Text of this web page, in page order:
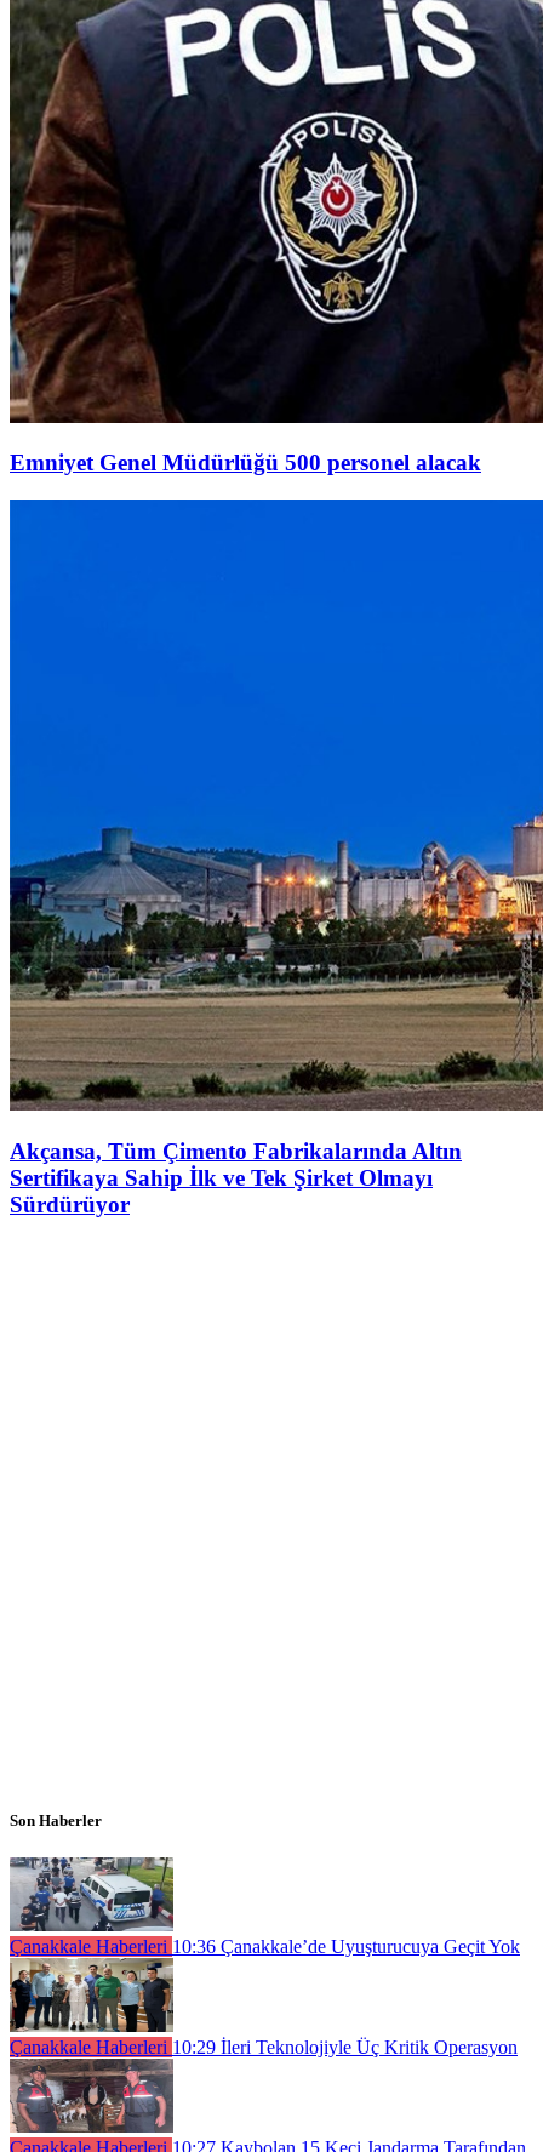
Emniyet Genel Müdürlüğü 500 personel alacak
Akçansa, Tüm Çimento Fabrikalarında Altın
Sertifikaya Sahip İlk ve Tek Şirket Olmayı
Sürdürüyor
Son Haberler
Çanakkale Haberleri 10:36 Çanakkale’de Uyuşturucuya Geçit Yok
Çanakkale Haberleri 10:29 İleri Teknolojiyle Üç Kritik Operasyon
Çanakkale Haberleri 10:27 Kaybolan 15 Keçi Jandarma Tarafından